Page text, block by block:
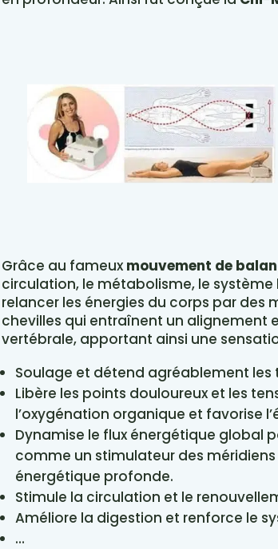
Grâce au fameux mouvement de
circulation, le métabolisme, le
relancer les énergies du corps par des
chevilles qui entraînent un alignement
vertébrale, apportant ainsi une
Soulage et détend agréablement les
Libère les points douloureux et les
l’oxygénation organique et favorise
Dynamise le flux énergétique global
comme un stimulateur des
énergétique profonde.
Stimule la circulation et le
Améliore la digestion et renforce le
…